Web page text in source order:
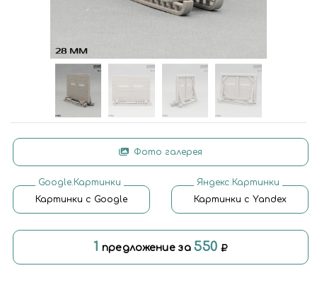
Фото галерея
Google.Картинки
Картинки с Google
Яндекс.Картинки
Картинки с Yandex
1 предложение за550